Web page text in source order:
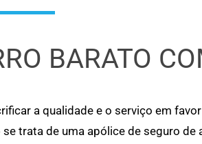
BARATO
a qualidade e o serviço em
trata de uma apólice de seguro